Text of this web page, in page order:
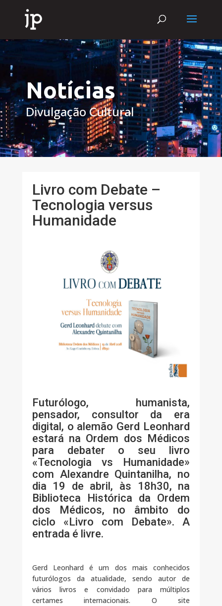
Notícias
Divulgação Cultural
Livro com Debate –
Tecnologia versus
Humanidade
Futurólogo, humanista,
pensador, consultor da era
digital, o alemão Gerd Leonhard
estará na Ordem dos Médicos
para debater o seu livro
«Tecnologia vs Humanidade»
com Alexandre Quintanilha, no
dia 19 de abril, às 18h30, na
Biblioteca Histórica da Ordem
dos Médicos, no âmbito do
ciclo «Livro com Debate». A
entrada é livre.
Gerd Leonhard é um dos mais conhecidos
futurólogos da atualidade, sendo autor de
vários livros e convidado para múltiplos
certames internacionais. O site